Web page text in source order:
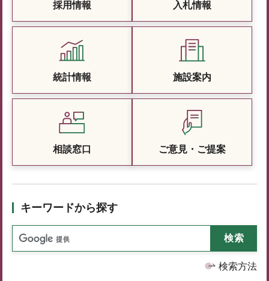
採用情報 入札情報
統計情報 施設案内
相談窓口 ご意見・ご提案
キーワードから探す
検索方法